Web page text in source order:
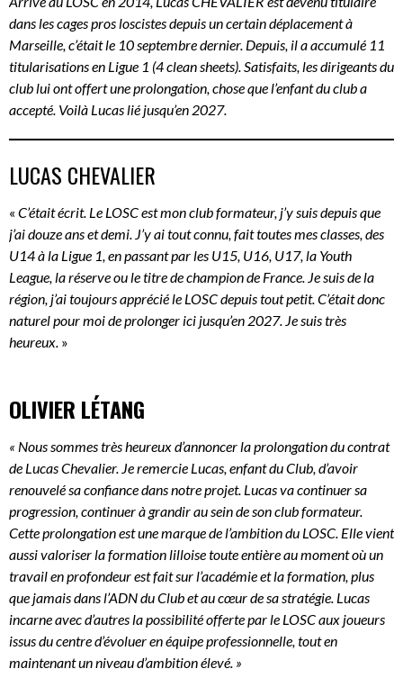
dans les cages pros loscistes depuis un certain déplacement à
Marseille, c’était le 10 septembre dernier. Depuis, il a accumulé 11
titularisations en Ligue 1 (4 clean sheets). Satisfaits, les dirigeants du
club lui ont offert une prolongation, chose que l’enfant du club a
accepté. Voilà Lucas lié jusqu’en 2027.
LUCAS CHEVALIER
« C’était écrit. Le LOSC est mon club formateur, j’y suis depuis que
j’ai douze ans et demi. J’y ai tout connu, fait toutes mes classes, des
U14 à la Ligue 1, en passant par les U15, U16, U17, la Youth
League, la réserve ou le titre de champion de France. Je suis de la
région, j’ai toujours apprécié le LOSC depuis tout petit. C’était donc
naturel pour moi de prolonger ici jusqu’en 2027. Je suis très
heureux. »
OLIVIER LÉTANG
« Nous sommes très heureux d’annoncer la prolongation du contrat
de Lucas Chevalier. Je remercie Lucas, enfant du Club, d’avoir
renouvelé sa confiance dans notre projet. Lucas va continuer sa
progression, continuer à grandir au sein de son club formateur.
Cette prolongation est une marque de l’ambition du LOSC. Elle vient
aussi valoriser la formation lilloise toute entière au moment où un
travail en profondeur est fait sur l’académie et la formation, plus
que jamais dans l’ADN du Club et au cœur de sa stratégie. Lucas
incarne avec d’autres la possibilité offerte par le LOSC aux joueurs
issus du centre d’évoluer en équipe professionnelle, tout en
maintenant un niveau d’ambition élevé. »